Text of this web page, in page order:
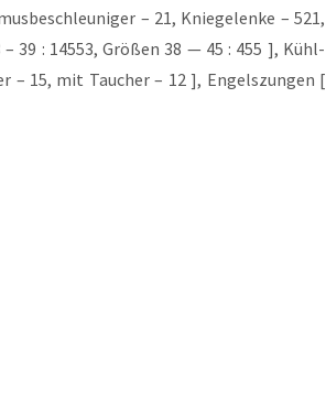
– 21, Knie­ge­len­ke – 521,
39 : 14553, Grö­ßen 38 — 45 : 455 ], Kühl­
– 15, mit Tau­cher – 12 ], Engels­zun­gen [